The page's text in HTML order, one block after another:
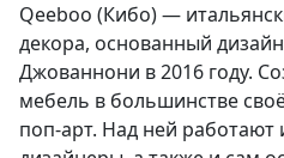
Qeeboo (Кибо) —
декора, основанный
Джованнони в 2016 году.
мебель в большинстве
поп-арт. Над ней работают